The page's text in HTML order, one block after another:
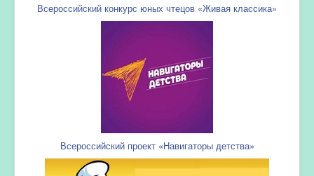
Всероссийский конкурс юных чтецов «Живая классика»
Всероссийский проект «Навигаторы детства»